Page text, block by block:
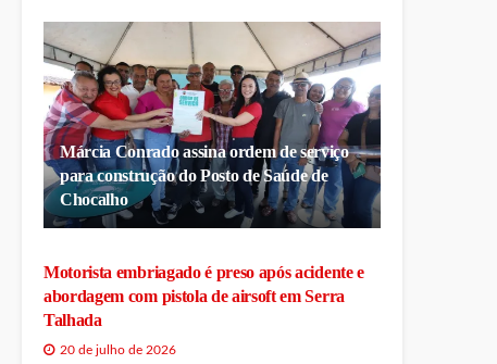
Márcia Conrado assina ordem de serviço
para construção do Posto de Saúde de
Chocalho
Motorista embriagado é preso após acidente e
abordagem com pistola de airsoft em Serra
Talhada
20 de julho de 2026